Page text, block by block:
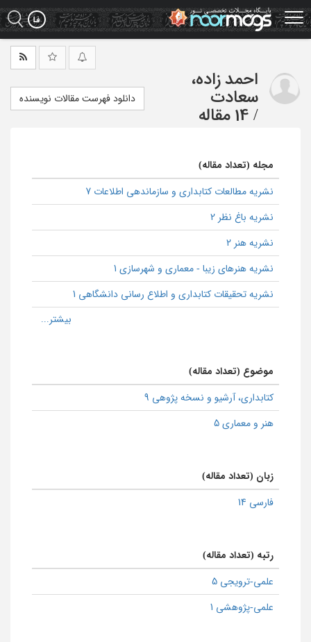
Skip
to
main
احمد زاده،
سعادت
/ 14 مقاله
دانلود فهرست مقالات نویسنده
مجله (تعداد مقاله)
نشریه مطالعات کتابداری و سازماندهی اطلاعات 7
نشریه باغ نظر 2
نشریه هنر 2
نشریه هنرهای زیبا - معماری و شهرسازی 1
نشریه تحقیقات کتابداری و اطلاع رسانی دانشگاهی 1
موضوع (تعداد مقاله)
كتابداری، آرشیو و نسخه پژوهی 9
هنر و معماری 5
زبان (تعداد مقاله)
فارسی 14
رتبه (تعداد مقاله)
علمی-ترویجی 5
علمی-پژوهشی 1